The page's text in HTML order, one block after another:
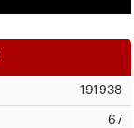
191938
67